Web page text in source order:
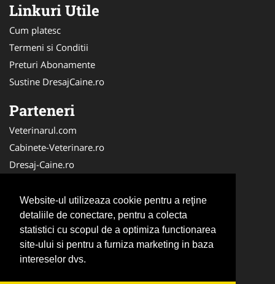
Website-ul utilizeaza cookie pentru a reţine
detaliile de conectare, pentru a colecta
statistici cu scopul de a optimiza functionarea
site-ului si pentru a furniza marketing in baza
intereselor dvs.
Linkuri Utile
Cum platesc
Termeni si Conditii
Preturi Abonamente
Sustine DresajCaine.ro
Parteneri
Veterinarul.com
Cabinete-Veterinare.ro
Dresaj-Caine.ro
Medic-Bun.com
SalonFrizerieCanina.com
DresajCaine.ro
NonStopDeschis.ro